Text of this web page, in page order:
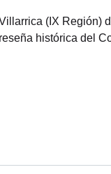
(IX Región)
histórica del